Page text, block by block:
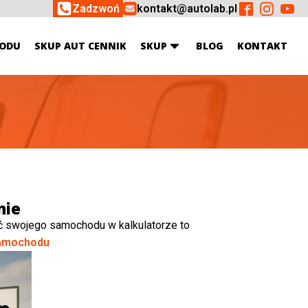
Zadzwoń kontakt@autolab.pl
SKUP AUT CENNIK SKUP BLOG KONTAKT
samochodu w kalkulatorze to